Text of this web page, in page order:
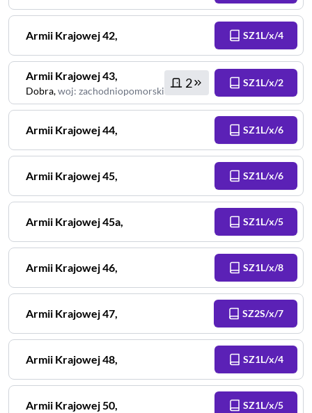
Armii Krajowej42, SZ1L/x/4
Armii Krajowej43,
Dobra,woj: zachodniopomorskie
2 SZ1L/x/2
Armii Krajowej44, SZ1L/x/6
Armii Krajowej45, SZ1L/x/6
Armii Krajowej45a, SZ1L/x/5
Armii Krajowej46, SZ1L/x/8
Armii Krajowej47, SZ2S/x/7
Armii Krajowej48, SZ1L/x/4
Armii Krajowej50, SZ1L/x/5